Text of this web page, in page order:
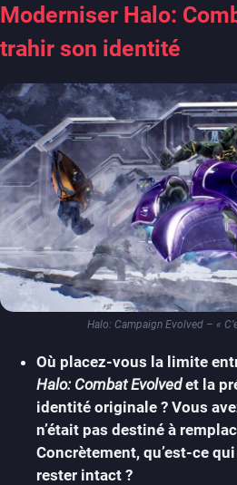
Moderniser Halo:
trahir son identité
Halo: Campaign Evolved – «
Où placez-vous la limite
Halo: Combat Evolvedet la
identité originale ? Vous
n’était pas destiné à
Concrètement, qu’est-ce
rester intact ?